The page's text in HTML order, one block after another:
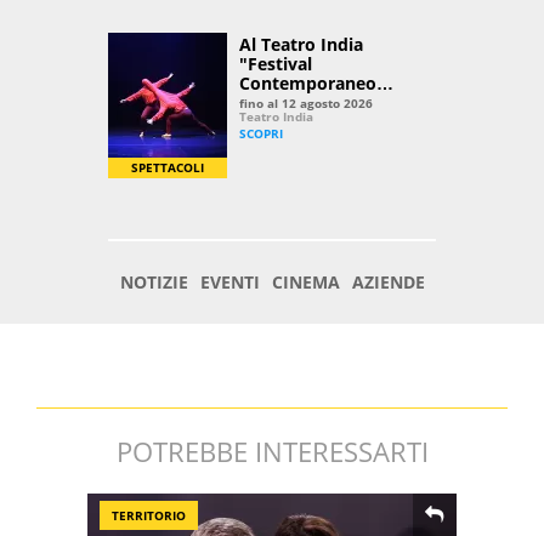
POTREBBE INTERESSARTI
TERRITORIO